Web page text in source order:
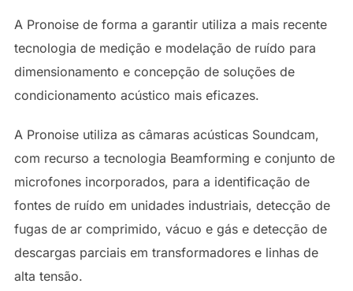
A Pronoise de forma a garantir utiliza a mais recente
tecnologia de medição e modelação de ruído para
dimensionamento e concepção de soluções de
condicionamento acústico mais eficazes.
A Pronoise utiliza as câmaras acústicas Soundcam,
com recurso a tecnologia Beamforming e conjunto de
microfones incorporados, para a identificação de
fontes de ruído em unidades industriais, detecção de
fugas de ar comprimido, vácuo e gás e detecção de
descargas parciais em transformadores e linhas de
alta tensão.